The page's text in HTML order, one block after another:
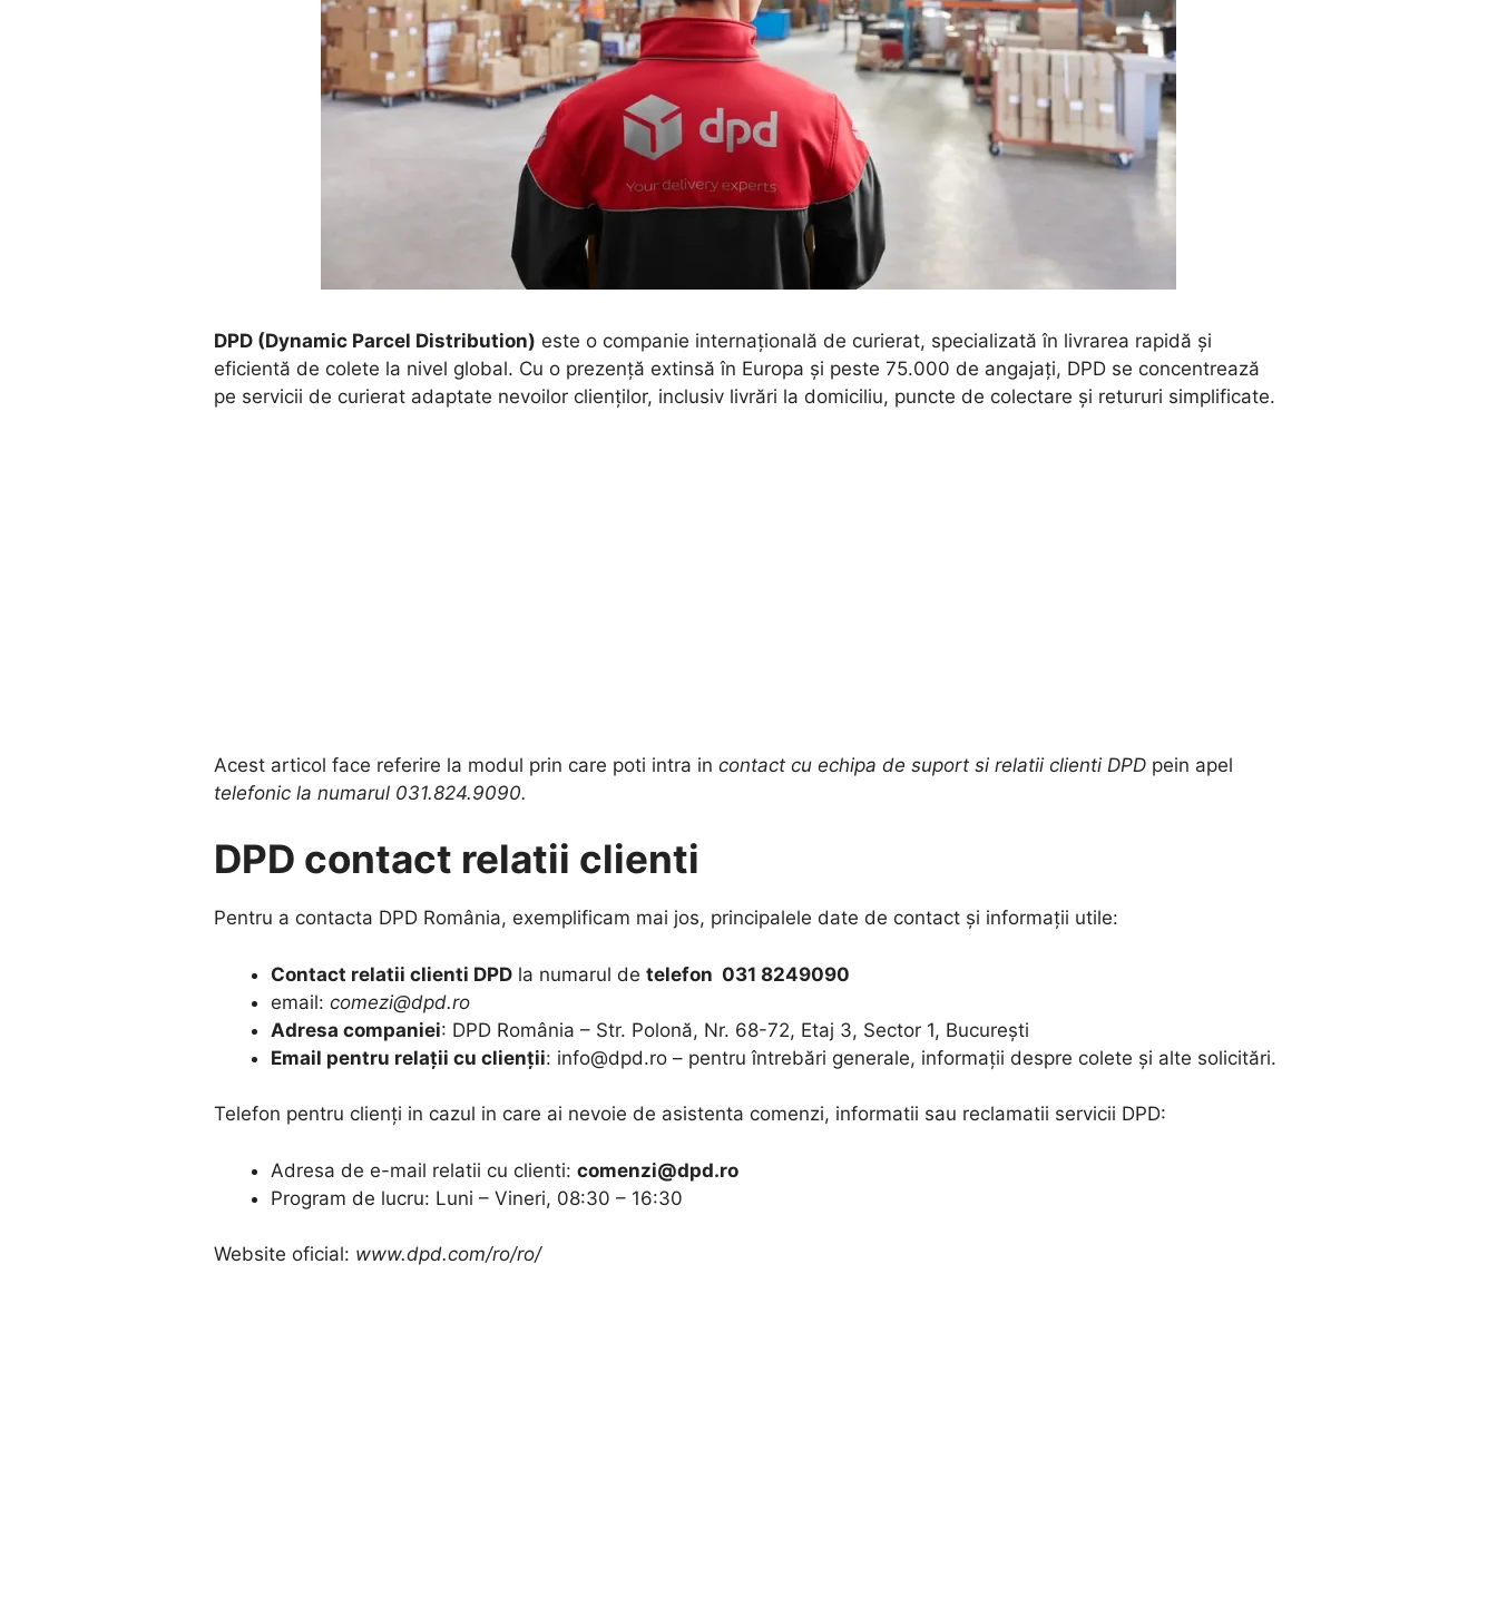
DPD (Dynamic Parcel Distribution) este o companie internațională de curierat, specializată în livrarea rapidă și
eficientă de colete la nivel global. Cu o prezență extinsă în Europa și peste 75.000 de angajați, DPD se concentrează
pe servicii de curierat adaptate nevoilor clienților, inclusiv livrări la domiciliu, puncte de colectare și retururi simplificate.
Acest articol face referire la modul prin care poti intra in contact cu echipa de suport si relatii clienti DPD pein apel
telefonic la numarul 031.824.9090.
DPD contact relatii clienti
Pentru a contacta DPD România, exemplificam mai jos, principalele date de contact și informații utile:
Contact relatii clienti DPD la numarul de telefon 031 8249090
email: comezi@dpd.ro
Adresa companiei: DPD România – Str. Polonă, Nr. 68-72, Etaj 3, Sector 1, București
Email pentru relații cu clienții: info@dpd.ro – pentru întrebări generale, informații despre colete și alte solicitări.
Telefon pentru clienți in cazul in care ai nevoie de asistenta comenzi, informatii sau reclamatii servicii DPD:
Adresa de e-mail relatii cu clienti: comenzi@dpd.ro
Program de lucru: Luni – Vineri, 08:30 – 16:30
Website oficial: www.dpd.com/ro/ro/